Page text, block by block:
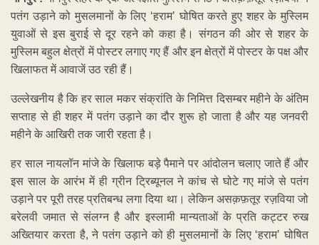
पतंग उड़ाने को मुसलमानों के लिए ‘हराम’ घोषित करते हुए शहर के मुस्लिम
युवाओं से इस बुराई से दूर रहने को कहा है। संगठन की ओर से शहर के
मुस्लिम बहुल क्षेत्रों में पोस्टर लगाए गए हैं और इन क्षेत्रों में पोस्टर के पक्ष और
खिलाफत में आवाजें उठ रही हैं।
उल्लेखनीय है कि हर साल मकर संक्रांति के निमित्त दिसम्बर महीने के अंतिम
सप्ताह से ही शहर में पतंग उड़ाने का दौर शुरू हो जाता है और यह जनवरी
महीने के आखिरी तक जारी रहता है।
हर साल नायलॉन मांजे के खिलाफ बड़े पैमाने पर आंदोलन चलाए जाते हैं और
इस साल के आरंभ में ही ग्रीन ट्रिब्यूनल ने कांच से घोटे गए मांजे से पतंग
उड़ाने पर पूरी तरह प्रतिबन्ध लगा दिया था। लेकिन असक़फ़तूर रज़विया जो
बरेलवी जमात से संलग्न है और इस्लामी मान्यताओं के प्रति कट्टर रुख
अख्तियार करता है, ने पतंग उड़ाने को ही मुसलमानों के लिए ‘हराम’ घोषित